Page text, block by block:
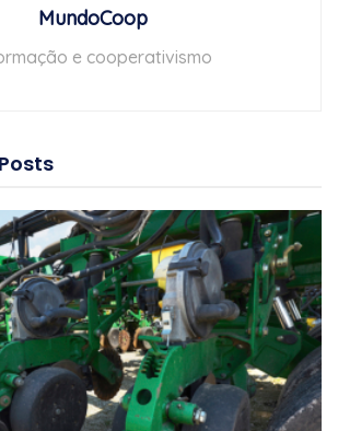
MundoCoop
e cooperativismo
Posts